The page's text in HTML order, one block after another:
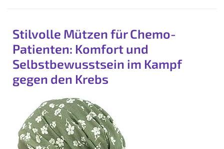
Stilvolle Mützen für Chemo-
Patienten: Komfort und
Selbstbewusstsein im Kampf
gegen den Krebs